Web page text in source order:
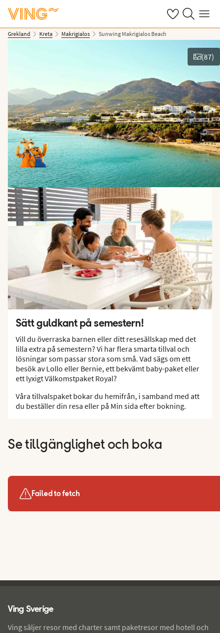
Se dinaSök på ving.se
Meny
Grekland Kreta Makrigialos Sunwing Makrigialos Beach
Se bilder & film
(87)
Sätt guldkant på semestern!
Vill du överraska barnen eller ditt resesällskap med det
lilla extra på semestern? Vi har flera smarta tillval och
lösningar som passar stora som små. Vad sägs om ett
besök av Lollo eller Bernie, ett bekvämt baby-paket eller
ett lyxigt Välkomstpaket Royal?
Våra tillvalspaket bokar du hemifrån, i samband med att
du beställer din resa eller på Min sida efter bokning.
Se tillgänglighet och boka
Failed to fetch
Ving Sverige
Ving säljer resor med charter samt paketresor med hotell och